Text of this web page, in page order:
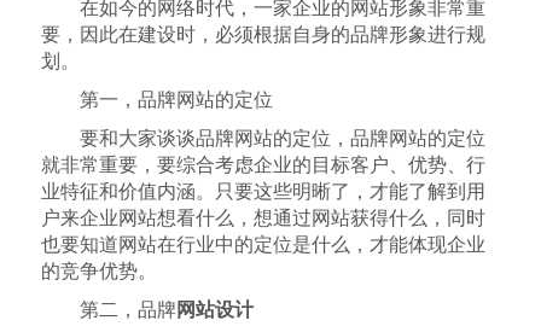
在如今的网络时代，一家企业的网站形象非常重
要，因此在建设时，必须根据自身的品牌形象进行规
划。
第一，品牌网站的定位
要和大家谈谈品牌网站的定位，品牌网站的定位
就非常重要，要综合考虑企业的目标客户、优势、行
业特征和价值内涵。只要这些明晰了，才能了解到用
户来企业网站想看什么，想通过网站获得什么，同时
也要知道网站在行业中的定位是什么，才能体现企业
的竞争优势。
第二，品牌网站设计